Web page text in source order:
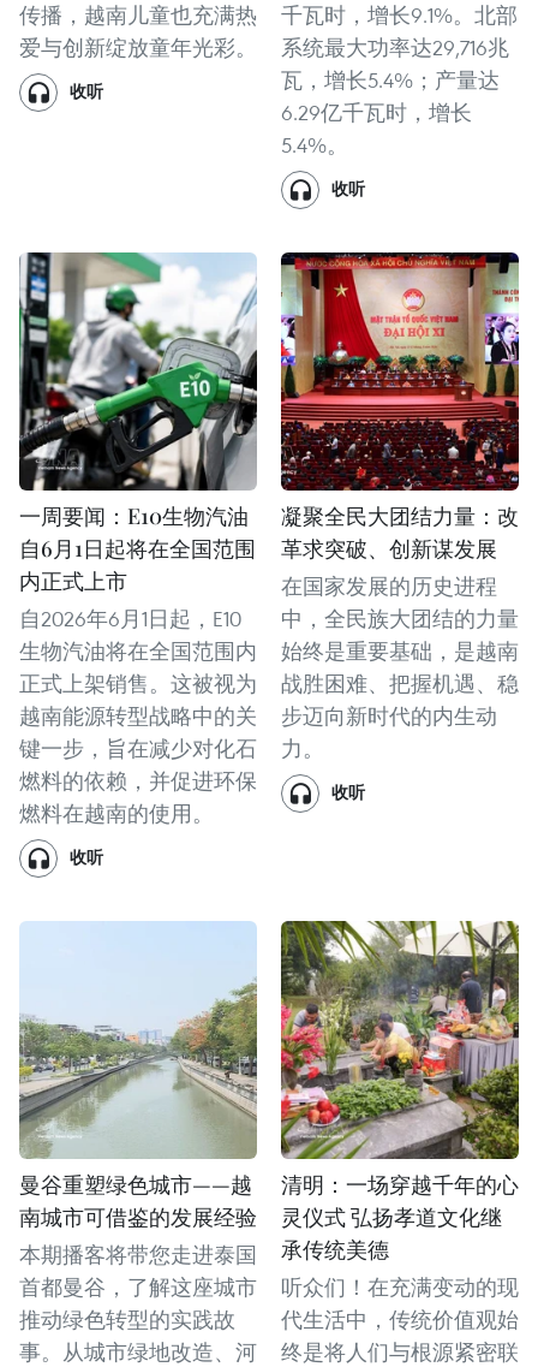
传播，越南儿童也充满热
爱与创新绽放童年光彩。
收听
千瓦时，增长9.1%。北部
系统最大功率达29,716兆
瓦，增长5.4%；产量达
6.29亿千瓦时，增长
5.4%。
收听
一周要闻：E10生物汽油
自6月1日起将在全国范围
内正式上市
自2026年6月1日起，E10
生物汽油将在全国范围内
正式上架销售。这被视为
越南能源转型战略中的关
键一步，旨在减少对化石
燃料的依赖，并促进环保
燃料在越南的使用。
收听
凝聚全民大团结力量：改
革求突破、创新谋发展
在国家发展的历史进程
中，全民族大团结的力量
始终是重要基础，是越南
战胜困难、把握机遇、稳
步迈向新时代的内生动
力。
收听
曼谷重塑绿色城市——越
南城市可借鉴的发展经验
本期播客将带您走进泰国
首都曼谷，了解这座城市
推动绿色转型的实践故
事。从城市绿地改造、河
清明：一场穿越千年的心
灵仪式 弘扬孝道文化继
承传统美德
听众们！在充满变动的现
代生活中，传统价值观始
终是将人们与根源紧密联